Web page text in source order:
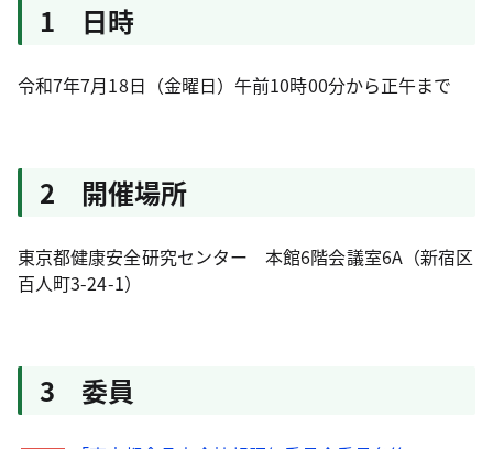
1 日時
令和7年7月18日（金曜日）午前10時00分から正午まで
2 開催場所
東京都健康安全研究センター 本館6階会議室6A（新宿区
百人町3-24-1）
3 委員